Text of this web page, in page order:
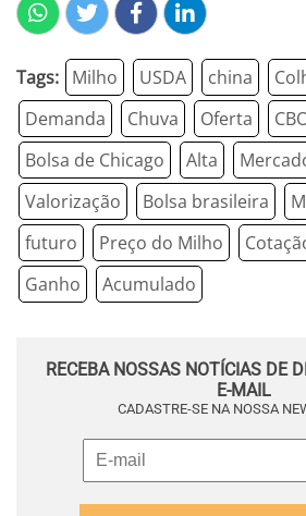
Tags: Milho USDA china
Demanda
Chuva Oferta
Bolsa de Chicago
Alta
Valorização
Bolsa brasileira
futuro
Preço do Milho
Ganho
Acumulado
RECEBA NOSSAS NOTÍCIAS DE
E-MAIL
CADASTRE-SE NA NOSSA